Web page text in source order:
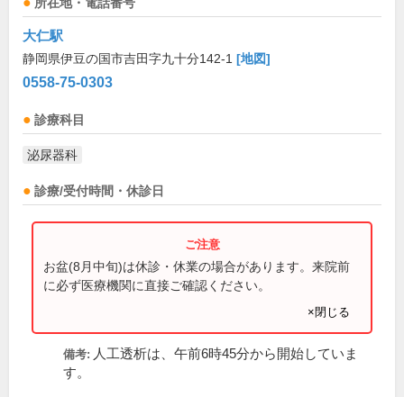
所在地・電話番号
大仁駅
静岡県伊豆の国市吉田字九十分142-1 [地図]
0558-75-0303
診療科目
泌尿器科
診療/受付時間・休診日
お盆(8月中旬)は休診・休業の場合があります。来院前
に必ず医療機関に直接ご確認ください。
×閉じる
備考: 人工透析は、午前6時45分から開始していま
す。